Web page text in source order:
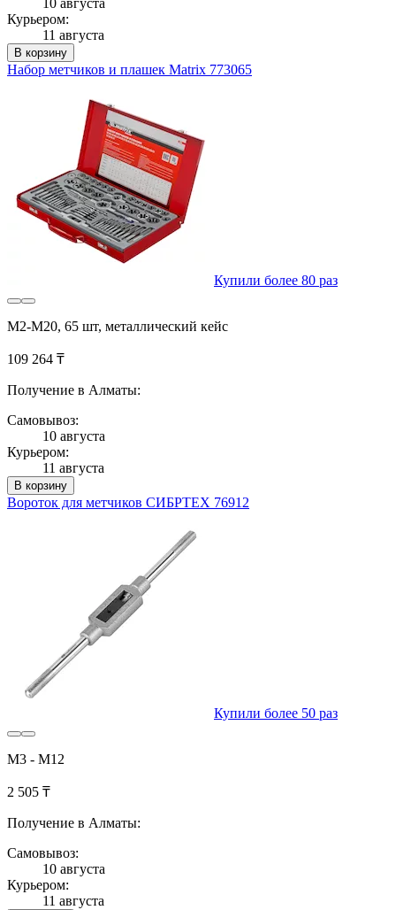
10 августа
Курьером:
11 августа
В корзину
Набор метчиков и плашек Matrix 773065
Купили более 80 раз
М2-М20, 65 шт, металлический кейс
109 264 ₸
Получение в Алматы:
Самовывоз:
10 августа
Курьером:
11 августа
В корзину
Вороток для метчиков СИБРТЕХ 76912
Купили более 50 раз
М3 - М12
2 505 ₸
Получение в Алматы:
Самовывоз:
10 августа
Курьером:
11 августа